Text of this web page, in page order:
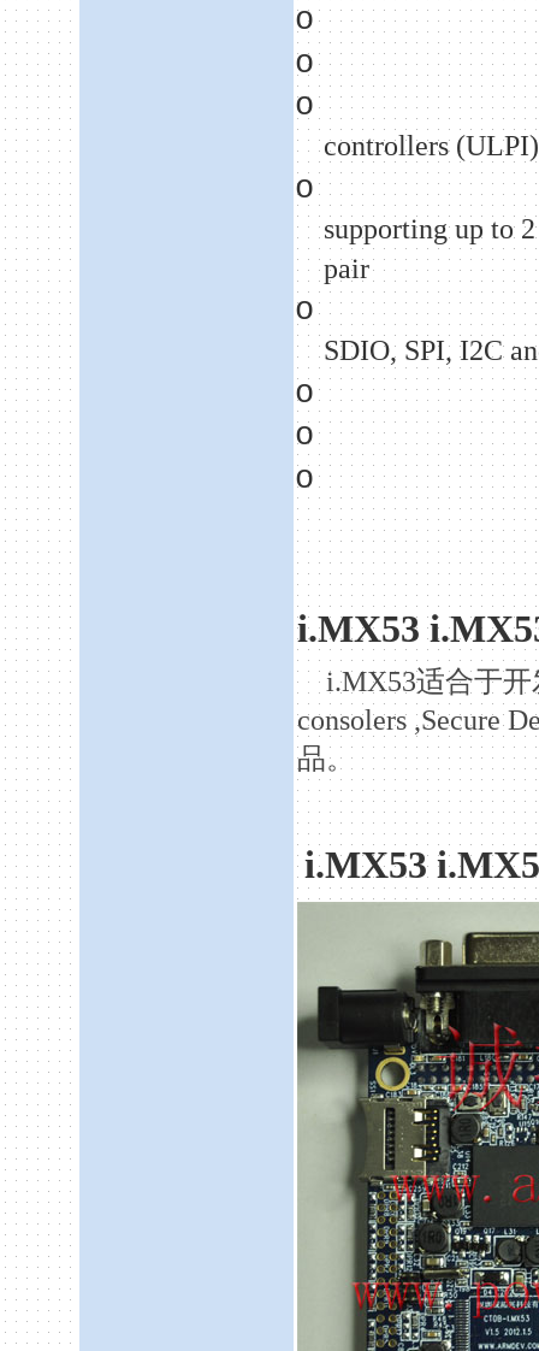
o
o
o
controllers (ULPI)
o
supporting up to
pair
o
SDIO, SPI, I2C
o
o
o
i.MX53
i.MX53适合于开
consolers ,Secure
品。
i.MX53